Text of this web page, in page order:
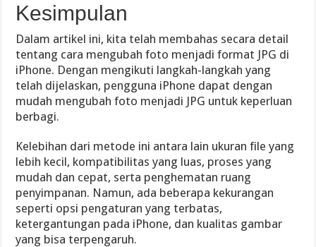
Kesimpulan
Dalam artikel ini, kita telah membahas secara detail
tentang cara mengubah foto menjadi format JPG di
iPhone. Dengan mengikuti langkah-langkah yang
telah dijelaskan, pengguna iPhone dapat dengan
mudah mengubah foto menjadi JPG untuk keperluan
berbagi.
Kelebihan dari metode ini antara lain ukuran file yang
lebih kecil, kompatibilitas yang luas, proses yang
mudah dan cepat, serta penghematan ruang
penyimpanan. Namun, ada beberapa kekurangan
seperti opsi pengaturan yang terbatas,
ketergantungan pada iPhone, dan kualitas gambar
yang bisa terpengaruh.